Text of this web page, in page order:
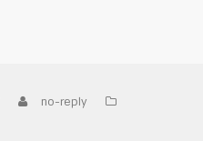
no-reply